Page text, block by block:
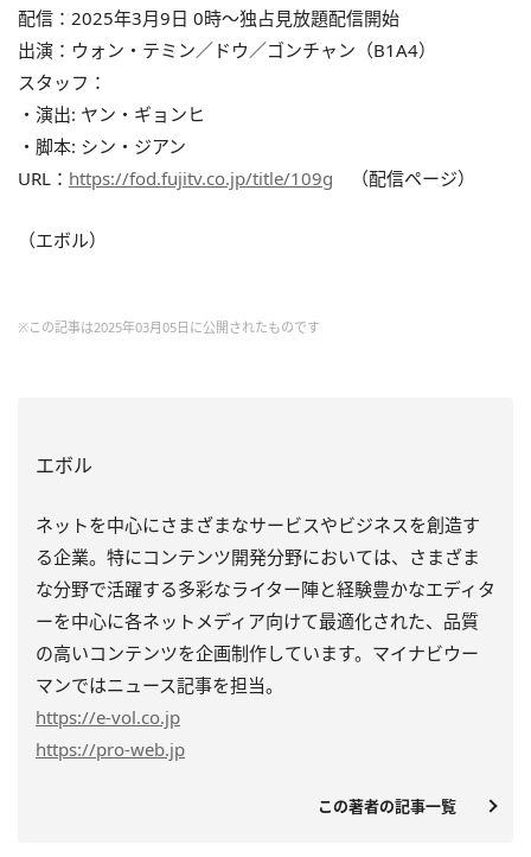
配信：2025年3月9日 0時〜独占見放題配信開始
出演：ウォン・テミン／ドウ／ゴンチャン（B1A4）
スタッフ：
・演出: ヤン・ギョンヒ
・脚本: シン・ジアン
URL： https://fod.fujitv.co.jp/title/109g （配信ページ）
（エボル）
※この記事は2025年03月05日に公開されたものです
エボル
ネットを中心にさまざまなサービスやビジネスを創造す
る企業。特にコンテンツ開発分野においては、さまざま
な分野で活躍する多彩なライター陣と経験豊かなエディタ
ーを中心に各ネットメディア向けて最適化された、品質
の高いコンテンツを企画制作しています。マイナビウー
マンではニュース記事を担当。
https://e-vol.co.jp
https://pro-web.jp
この著者の記事一覧